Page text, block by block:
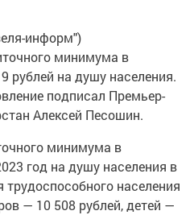
информ")
минимума в
рублей на душу населения.
подписал Премьер-
Алексей Песошин.
минимума в
год на душу населения в
трудоспособного населения
— 10 508 рублей, детей —